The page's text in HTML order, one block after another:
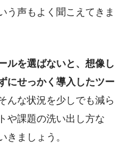
う声もよく聞こえてきま
ルを選ばないと、想像し
にせっかく導入したツー
んな状況を少しでも減ら
や課題の洗い出し方な
きましょう。